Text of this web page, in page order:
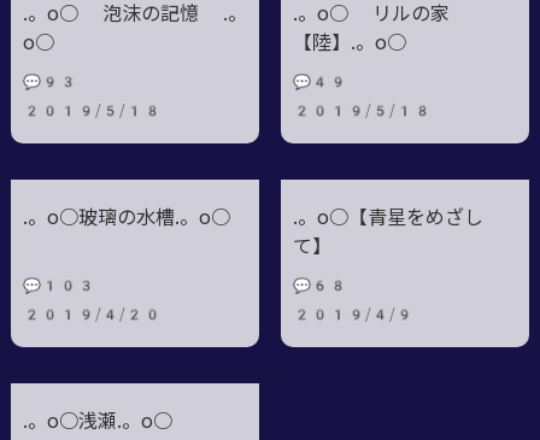
.。o○ 泡沫の記憶 .。
o○
💬93
2019/5/18
.。o○ リルの家
【陸】.。o○
💬49
2019/5/18
.。o○玻璃の水槽.。o○
💬103
2019/4/20
.。o○【青星をめざし
て】
💬68
2019/4/9
.。o○浅瀬.。o○